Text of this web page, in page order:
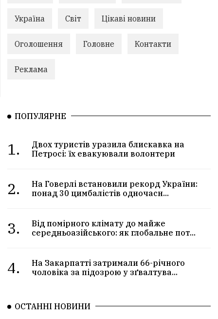
Україна Світ Цікаві новини
Оголошення Головне Контакти
Реклама
ПОПУЛЯРНЕ
1.
Двох туристів уразила блискавка на
Петросі: їх евакуювали волонтери
2.
На Говерлі встановили рекорд України:
понад 30 цимбалістів одночасн...
3.
Від помірного клімату до майже
середньоазійського: як глобальне пот...
4.
На Закарпатті затримали 66-річного
чоловіка за підозрою у зґвалтува...
ОСТАННІ НОВИНИ